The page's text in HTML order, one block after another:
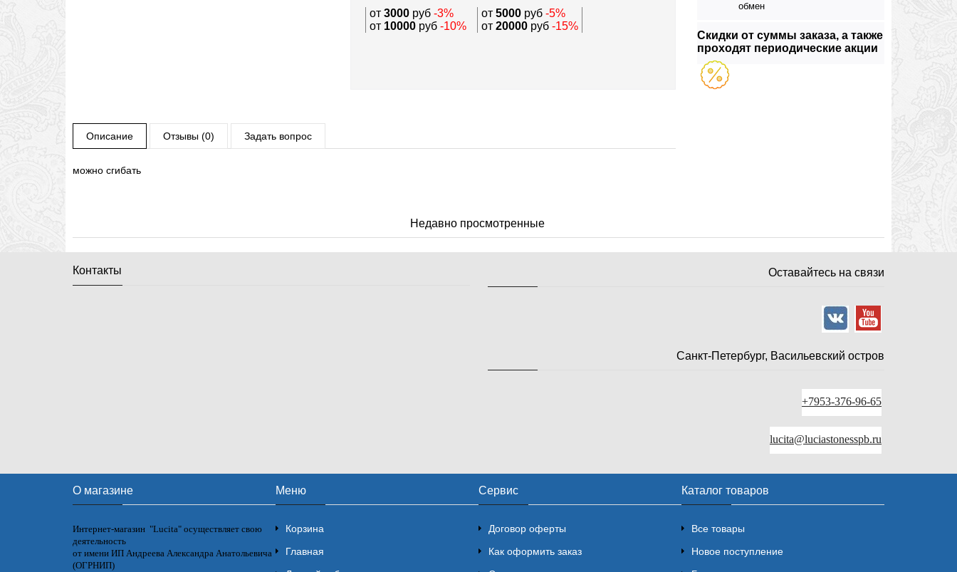
обмен
Скидки от суммы заказа, а также
проходят периодические акции
от3000руб -3% от 5000руб-5%
от 10000руб -10% от 20000руб -15%
Описание Отзывы (0) Задать вопрос
можно сгибать
Недавно просмотренные
Контакты Оставайтесь на связи
Санкт-Петербург, Васильевский остров
+7953-376-96-65
lucita@luciastonesspb.ru
О магазине
Интернет-магазин "Lucita" осуществляет свою
деятельность
от имени ИП Андреева Александра Анатольевича
(ОГРНИП)
Меню
Корзина
Главная
Сервис
Договор оферты
Как оформить заказ
Каталог товаров
Все товары
Новое поступление